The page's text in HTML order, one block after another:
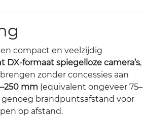
compact en veelzijdig
formaat spiegelloze camera’s,
zonder concessies aan
mm (equivalent ongeveer 75–
genoeg brandpuntsafstand voor
op afstand.